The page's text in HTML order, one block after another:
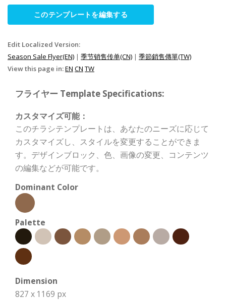
このテンプレートを編集する
Edit Localized Version:
Season Sale Flyer(EN) | 季节销售传单(CN) | 季節銷售傳單(TW)
View this page in:EN CN TW
フライヤー Template Specifications:
カスタマイズ可能：
このチラシテンプレートは、あなたのニーズに応じて
カスタマイズし、スタイルを変更することができま
す。デザインブロック、色、画像の変更、コンテンツ
の編集などが可能です。
Dominant Color
Palette
Dimension
827 x 1169 px